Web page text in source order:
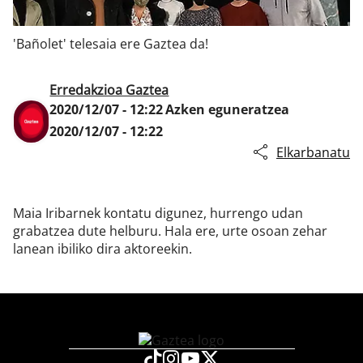
'Bañolet' telesaia ere Gaztea da!
Erredakzioa Gaztea
2020/12/07 - 12:22Azken eguneratzea
2020/12/07 - 12:22
Elkarbanatu
Maia Iribarnek kontatu digunez, hurrengo udan
grabatzea dute helburu. Hala ere, urte osoan zehar
lanean ibiliko dira aktoreekin.